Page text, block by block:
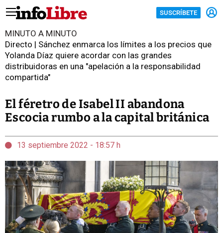
SUSCRÍBETE
MINUTO A MINUTO
Directo | Sánchez enmarca los límites a los precios que
Yolanda Díaz quiere acordar con las grandes
distribuidoras en una "apelación a la responsabilidad
compartida"
El féretro de Isabel II abandona
Escocia rumbo a la capital británica
13 septiembre 2022 - 18:57 h